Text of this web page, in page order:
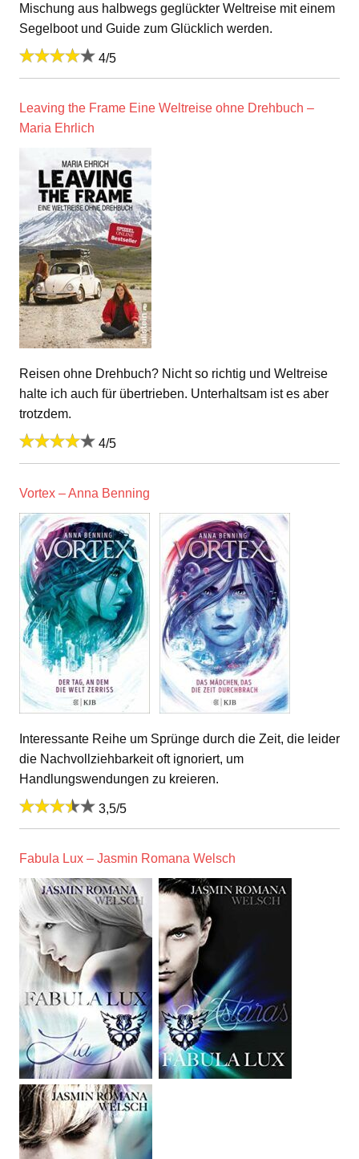
Mischung aus halbwegs geglückter Weltreise mit einem
Segelboot und Guide zum Glücklich werden.
4/5
Leaving the Frame Eine Weltreise ohne Drehbuch –
Maria Ehrlich
Reisen ohne Drehbuch? Nicht so richtig und Weltreise
halte ich auch für übertrieben. Unterhaltsam ist es aber
trotzdem.
4/5
Vortex – Anna Benning
Interessante Reihe um Sprünge durch die Zeit, die leider
die Nachvollziehbarkeit oft ignoriert, um
Handlungswendungen zu kreieren.
3,5/5
Fabula Lux – Jasmin Romana Welsch